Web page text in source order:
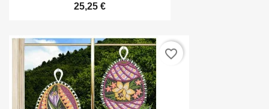
25,25 €
favorite_border